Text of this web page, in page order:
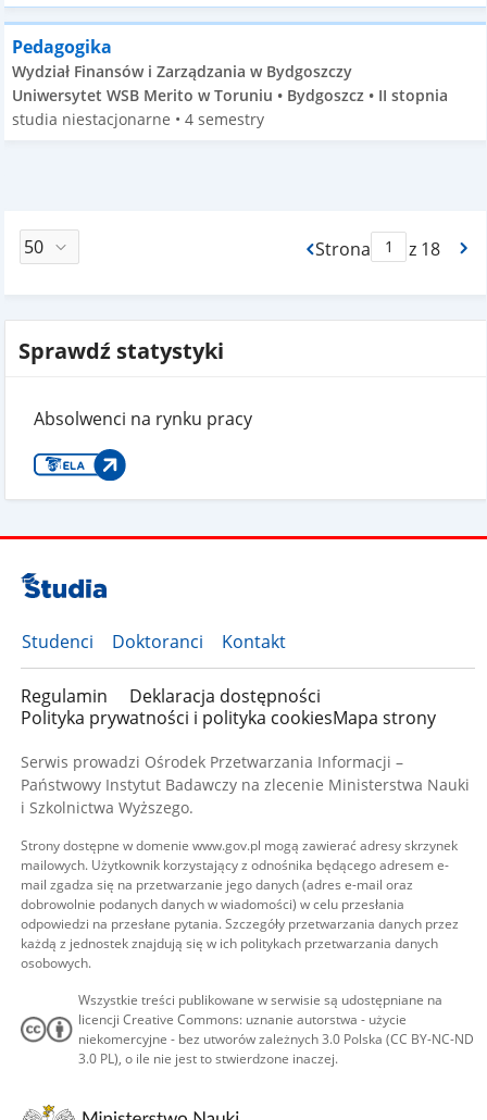
Pedagogika
Wydział Finansów i Zarządzania w Bydgoszczy
Uniwersytet WSB Merito w Toruniu • Bydgoszcz • II stopnia
studia niestacjonarne • 4 semestry
Strona
Max Stronaz 18
Sprawdź statystyki
Absolwenci na rynku pracy
Studenci Doktoranci Kontakt
Regulamin
Deklaracja dostępności
Polityka prywatności i polityka cookiesMapa strony
Serwis prowadzi Ośrodek Przetwarzania Informacji –
Państwowy Instytut Badawczy na zlecenie Ministerstwa Nauki
i Szkolnictwa Wyższego.
Strony dostępne w domenie www.gov.pl mogą zawierać adresy skrzynek
mailowych. Użytkownik korzystający z odnośnika będącego adresem e-
mail zgadza się na przetwarzanie jego danych (adres e-mail oraz
dobrowolnie podanych danych w wiadomości) w celu przesłania
odpowiedzi na przesłane pytania. Szczegóły przetwarzania danych przez
każdą z jednostek znajdują się w ich politykach przetwarzania danych
osobowych.
Wszystkie treści publikowane w serwisie są udostępniane na
licencji Creative Commons: uznanie autorstwa - użycie
niekomercyjne - bez utworów zależnych 3.0 Polska (CC BY-NC-ND
3.0 PL), o ile nie jest to stwierdzone inaczej.